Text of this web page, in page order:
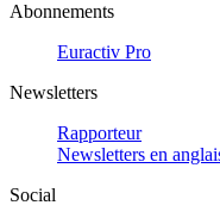
Abonnements
Euractiv Pro
Newsletters
Rapporteur
Newsletters en
Social